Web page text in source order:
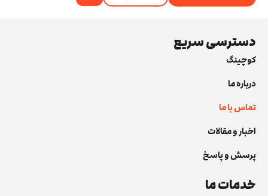
دسترسی سریع
کوچینگ
درباره ما
تماس با ما
اخبار و مقالات
پرسش و پاسخ
خدمات ما